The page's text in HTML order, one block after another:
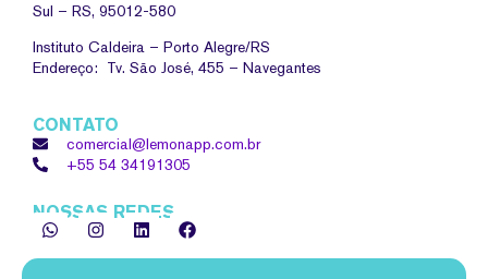
Sul – RS, 95012-580
Instituto Caldeira – Porto Alegre/RS
Endereço: Tv. São José, 455 – Navegantes
CONTATO
comercial@lemonapp.com.br
+55 54 34191305
NOSSAS REDES